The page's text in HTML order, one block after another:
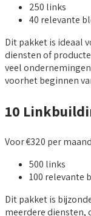
250 links
40 relevante
Dit pakket is ideaal
diensten of
veel
voorhet beginnen
10
Voor €320 per
500 links
100 relevante
Dit pakket is
meerdere diensten,